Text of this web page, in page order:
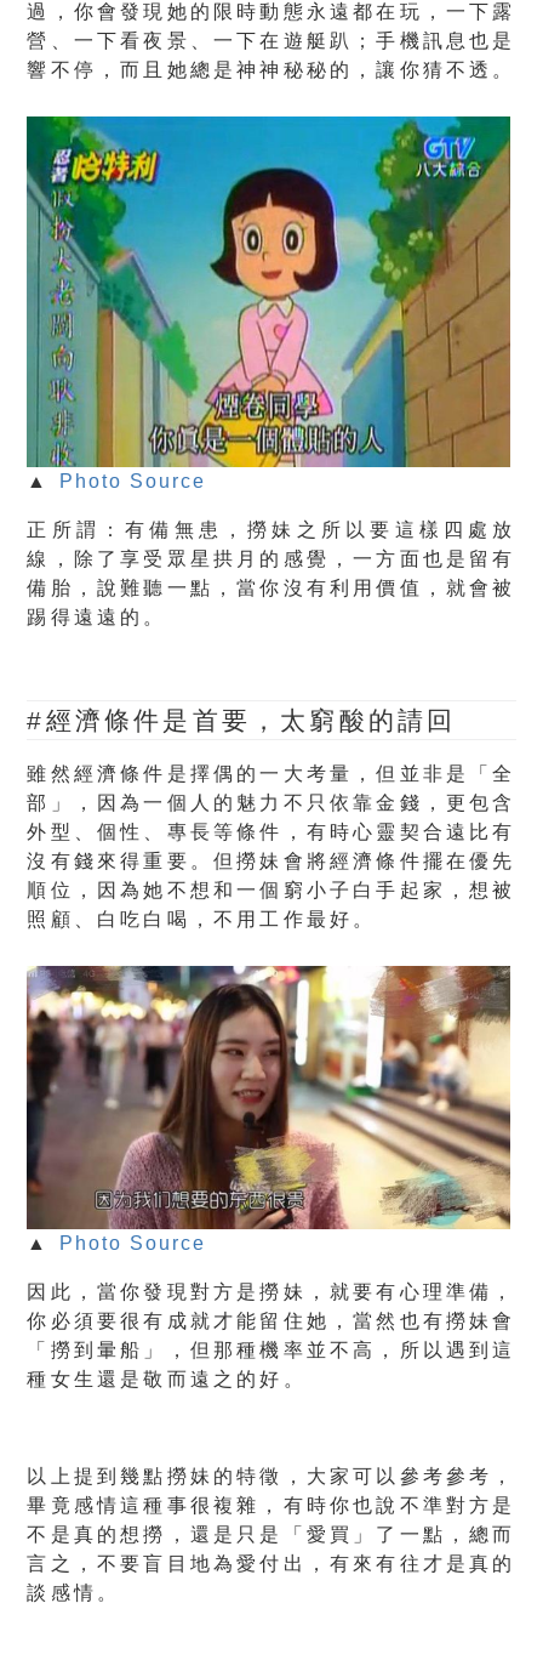
過，你會發現她的限時動態永遠都在玩，一下露
營、一下看夜景、一下在遊艇趴；手機訊息也是
響不停，而且她總是神神秘秘的，讓你猜不透。
▲ Photo Source
正所謂：有備無患，撈妹之所以要這樣四處放
線，除了享受眾星拱月的感覺，一方面也是留有
備胎，說難聽一點，當你沒有利用價值，就會被
踢得遠遠的。
#經濟條件是首要，太窮酸的請回
雖然經濟條件是擇偶的一大考量，但並非是「全
部」，因為一個人的魅力不只依靠金錢，更包含
外型、個性、專長等條件，有時心靈契合遠比有
沒有錢來得重要。但撈妹會將經濟條件擺在優先
順位，因為她不想和一個窮小子白手起家，想被
照顧、白吃白喝，不用工作最好。
▲ Photo Source
因此，當你發現對方是撈妹，就要有心理準備，
你必須要很有成就才能留住她，當然也有撈妹會
「撈到暈船」，但那種機率並不高，所以遇到這
種女生還是敬而遠之的好。
以上提到幾點撈妹的特徵，大家可以參考參考，
畢竟感情這種事很複雜，有時你也說不準對方是
不是真的想撈，還是只是「愛買」了一點，總而
言之，不要盲目地為愛付出，有來有往才是真的
談感情。